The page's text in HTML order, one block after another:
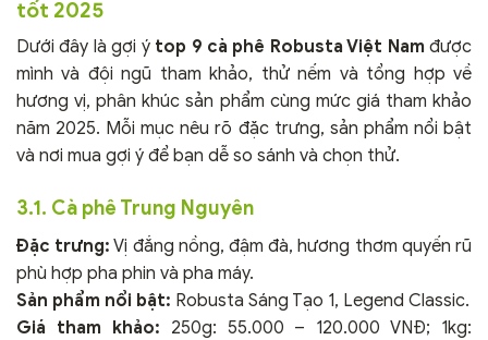
tốt 2025
Dưới đây là gợi ý top 9 cà phê Robusta Việt Nam được
mình và đội ngũ tham khảo, thử nếm và tổng hợp về
hương vị, phân khúc sản phẩm cùng mức giá tham khảo
năm 2025. Mỗi mục nêu rõ đặc trưng, sản phẩm nổi bật
và nơi mua gợi ý để bạn dễ so sánh và chọn thử.
3.1. Cà phê Trung Nguyên
Đặc trưng: Vị đắng nồng, đậm đà, hương thơm quyến rũ
phù hợp pha phin và pha máy.
Sản phẩm nổi bật: Robusta Sáng Tạo 1, Legend Classic.
Giá tham khảo: 250g: 55.000 – 120.000 VNĐ; 1kg: